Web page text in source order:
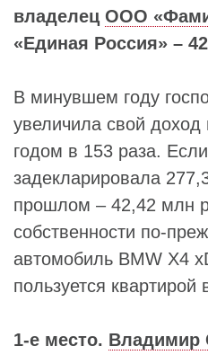
владелец ООО
«Единая Россия» –
В минувшем году
увеличила свой
годом в 153 раза.
задекларировала
прошлом – 42,42 млн
собственности по-
автомобиль BMW X4
пользуется квартирой
1-е место. Владимир